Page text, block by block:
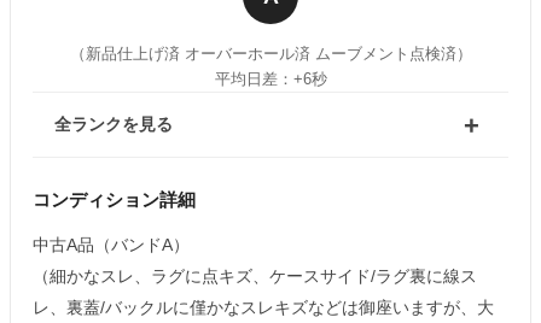
（新品仕上げ済 オーバーホール済 ムーブメント点検済）
平均日差：+6秒
全ランクを見る
コンディション詳細
中古A品（バンドA）
（細かなスレ、ラグに点キズ、ケースサイド/ラグ裏に線ス
レ、裏蓋/バックルに僅かなスレキズなどは御座いますが、大